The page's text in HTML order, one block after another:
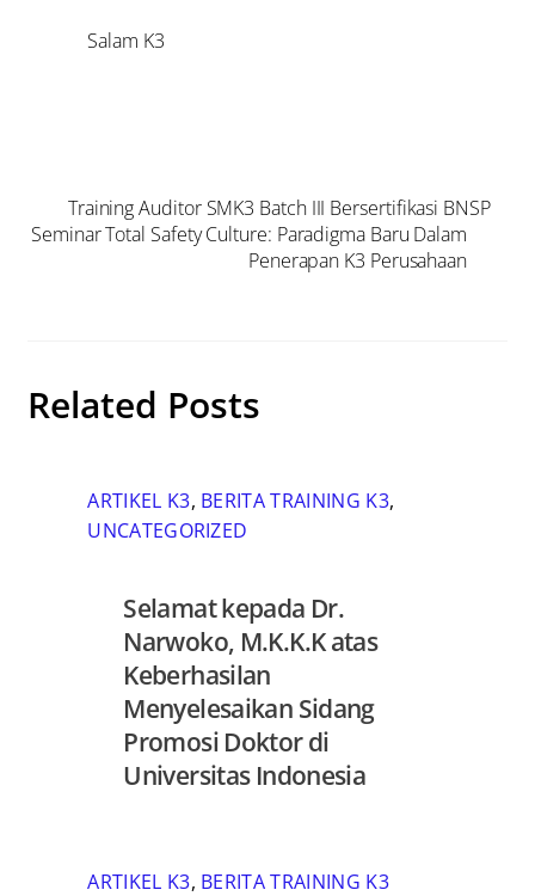
Salam K3
Training Auditor SMK3 Batch III Bersertifikasi BNSP
Seminar Total Safety Culture: Paradigma Baru Dalam
Penerapan K3 Perusahaan
Related Posts
ARTIKEL K3, BERITA TRAINING K3,
UNCATEGORIZED
Selamat kepada Dr.
Narwoko, M.K.K.K atas
Keberhasilan
Menyelesaikan Sidang
Promosi Doktor di
Universitas Indonesia
ARTIKEL K3, BERITA TRAINING K3